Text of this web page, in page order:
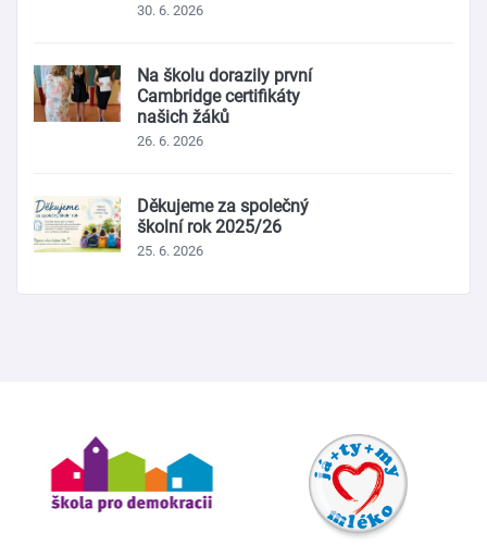
30. 6. 2026
Na školu dorazily první
Cambridge certifikáty
našich žáků
26. 6. 2026
Děkujeme za společný
školní rok 2025/26
25. 6. 2026